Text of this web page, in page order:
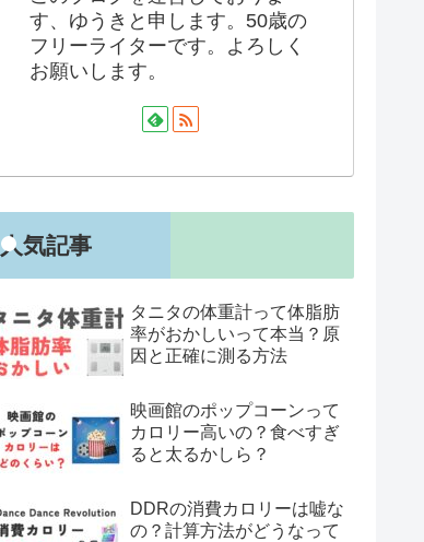
す、ゆうきと申します。50歳の
フリーライターです。よろしく
お願いします。
人気記事
タニタの体重計って体脂肪
率がおかしいって本当？原
因と正確に測る方法
映画館のポップコーンって
カロリー高いの？食べすぎ
ると太るかしら？
DDRの消費カロリーは嘘な
の？計算方法がどうなって